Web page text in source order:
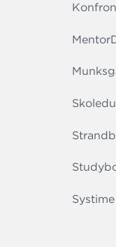
Skoledu
Systime